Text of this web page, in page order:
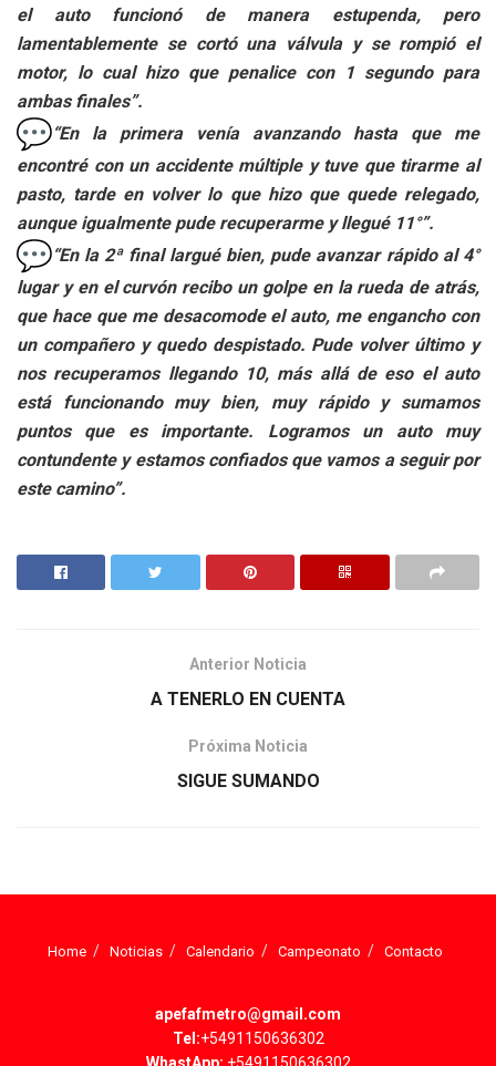
el auto funcionó de manera estupenda, pero
lamentablemente se cortó una válvula y se rompió el
motor, lo cual hizo que penalice con 1 segundo para
ambas finales”.
“En la primera venía avanzando hasta que me
encontré con un accidente múltiple y tuve que tirarme al
pasto, tarde en volver lo que hizo que quede relegado,
aunque igualmente pude recuperarme y llegué 11°”.
“En la 2ª final largué bien, pude avanzar rápido al 4°
lugar y en el curvón recibo un golpe en la rueda de atrás,
que hace que me desacomode el auto, me engancho con
un compañero y quedo despistado. Pude volver último y
nos recuperamos llegando 10, más allá de eso el auto
está funcionando muy bien, muy rápido y sumamos
puntos que es importante. Logramos un auto muy
contundente y estamos confiados que vamos a seguir por
este camino”.
Anterior Noticia
A TENERLO EN CUENTA
Próxima Noticia
SIGUE SUMANDO
Home Noticias Calendario Campeonato Contacto
apefafmetro@gmail.com
Tel:+5491150636302